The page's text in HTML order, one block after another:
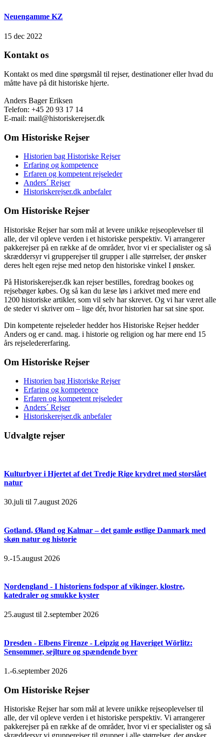
Neuengamme KZ
15 dec 2022
Kontakt os
Kontakt os med dine spørgsmål til rejser, destinationer eller hvad du
måtte have på dit historiske hjerte.
Anders Bager Eriksen
Telefon: +45 20 93 17 14
E-mail: mail@historiskerejser.dk
Om Historiske Rejser
Historien bag Historiske Rejser
Erfaring og kompetence
Erfaren og kompetent rejseleder
Anders´ Rejser
Historiskerejser.dk anbefaler
Om Historiske Rejser
Historiske Rejser har som mål at levere unikke rejseoplevelser til
alle, der vil opleve verden i et historiske perspektiv. Vi arrangerer
pakkerejser på en række af de områder, hvor vi er specialister og så
skræddersyr vi grupperejser til grupper i alle størrelser, der ønsker
deres helt egen rejse med netop den historiske vinkel I ønsker.
På Historiskerejser.dk kan rejser bestilles, foredrag bookes og
rejsebøger købes. Og så kan du læse løs i arkivet med mere end
1200 historiske artikler, som vil selv har skrevet. Og vi har været alle
de steder vi skriver om – lige dér, hvor historien har sat sine spor.
Din kompetente rejseleder hedder hos Historiske Rejser hedder
Anders og er cand. mag. i historie og religion og har mere end 15
års rejseledererfaring.
Om Historiske Rejser
Historien bag Historiske Rejser
Erfaring og kompetence
Erfaren og kompetent rejseleder
Anders´ Rejser
Historiskerejser.dk anbefaler
Udvalgte rejser
Kulturbyer i Hjertet af det Tredje Rige krydret med storslået
natur
30.juli til 7.august 2026
Gotland, Øland og Kalmar – det gamle østlige Danmark med
skøn natur og historie
9.-15.august 2026
Nordengland - I historiens fodspor af vikinger, klostre,
katedraler og smukke kyster
25.august til 2.september 2026
Dresden - Elbens Firenze - Leipzig og Haveriget Wörlitz:
Sensommer, sejlture og spændende byer
1.-6.september 2026
Om Historiske Rejser
Historiske Rejser har som mål at levere unikke rejseoplevelser til
alle, der vil opleve verden i et historiske perspektiv. Vi arrangerer
pakkerejser på en række af de områder, hvor vi er specialister og så